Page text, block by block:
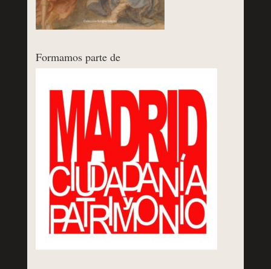
Formamos parte de